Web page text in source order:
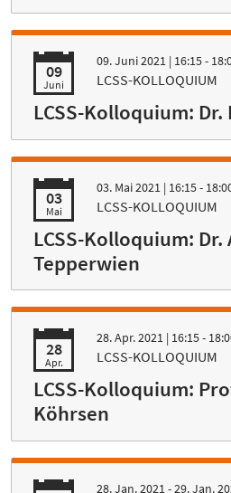
09
Juni
09. Juni 2021 | 16:15 -
LCSS-KOLLOQUIUM
LCSS-Kolloquium:
03
Mai
03. Mai 2021 | 16:15 -
LCSS-KOLLOQUIUM
LCSS-Kolloquium: Dr.
Tepperwien
28
Apr.
28. Apr. 2021 | 16:15 -
LCSS-KOLLOQUIUM
LCSS-Kolloquium:
Köhrsen
28. Jan. 2021 - 29. Jan.